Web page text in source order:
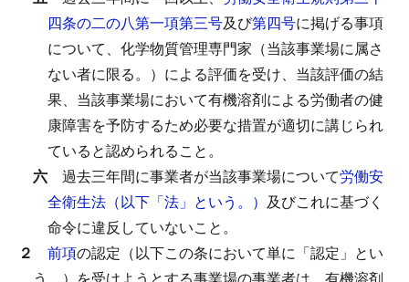
四条の二の八第一項第三号及び第四号に掲げる事項
について、化学物質管理専門家（当該事業場に属さ
ない者に限る。）による評価を受け、当該評価の結
果、当該事業場において有機溶剤による労働者の健
康障害を予防するため必要な措置が適切に講じられ
ていると認められること。
六
過去三年間に事業者が当該事業場について労働安
全衛生法（以下「法」という。） 及びこれに基づく
命令に違反していないこと。
２
前項の認定（以下この条において単に「認定」とい